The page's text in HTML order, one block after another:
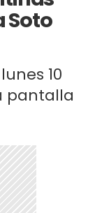
Soto
10
pantalla